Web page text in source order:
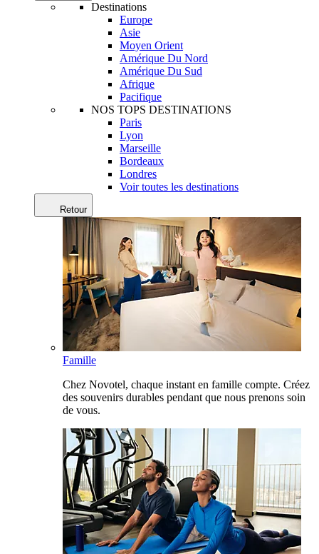
Destinations
Europe
Asie
Moyen Orient
Amérique Du Nord
Amérique Du Sud
Afrique
Pacifique
NOS TOPS DESTINATIONS
Paris
Lyon
Marseille
Bordeaux
Londres
Voir toutes les destinations
Retour
Famille
Chez Novotel, chaque instant en famille compte. Créez
des souvenirs durables pendant que nous prenons soin
de vous.